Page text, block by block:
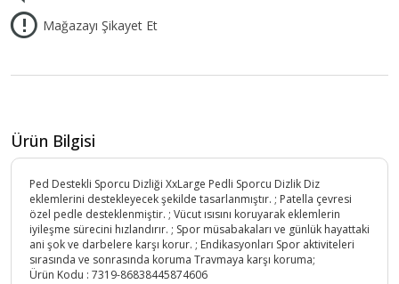
Mağazayı Şikayet Et
Ürün Bilgisi
Ped Destekli Sporcu Dizliği XxLarge Pedli Sporcu Dizlik Diz
eklemlerini destekleyecek şekilde tasarlanmıştır. ; Patella çevresi
özel pedle desteklenmiştir. ; Vücut ısısını koruyarak eklemlerin
iyileşme sürecini hızlandırır. ; Spor müsabakaları ve günlük hayattaki
ani şok ve darbelere karşı korur. ; Endikasyonları Spor aktiviteleri
sırasında ve sonrasında koruma Travmaya karşı koruma;
Ürün Kodu : 7319-86838445874606